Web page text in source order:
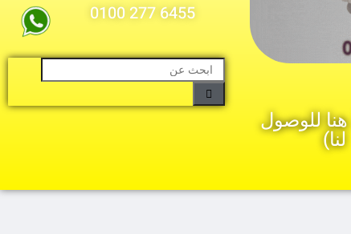
للوصول
لنا)
6455 277 0100